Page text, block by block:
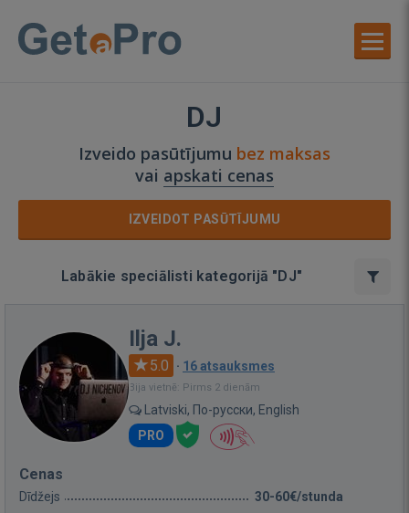
DJ
Izveido pasūtījumu bez maksas
vai apskati cenas
IZVEIDOT PASŪTĪJUMU
Labākie speciālisti kategorijā "DJ"
Ilja J.
5.0 · 16 atsauksmes
Bija vietnē: Pirms 2 dienām
Latviski, По-русски, English
PRO
Cenas
Dīdžejs 30-60€/stunda